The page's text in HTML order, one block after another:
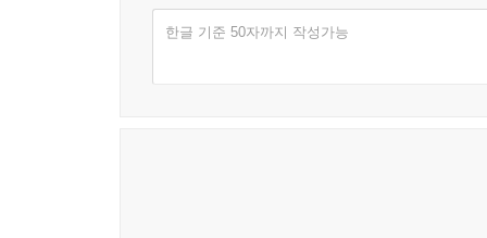
한글 기준 50자까지 작성가능